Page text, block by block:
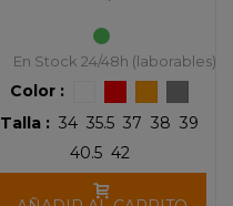
En Stock 24/48h (laborables)
Color :
Talla : 34 35.5 37 38 39
40.5 42